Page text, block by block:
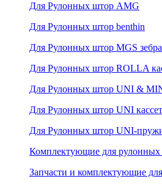
Для Рулонных штор AMG
Для Рулонных штор benthin
Для Рулонных штор MGS зебра
Для Рулонных штор ROLLA
Для Рулонных штор UNI &
Для Рулонных штор UNI
Для Рулонных штор UNI-
Комплектующие для
Запчасти и комплектующие